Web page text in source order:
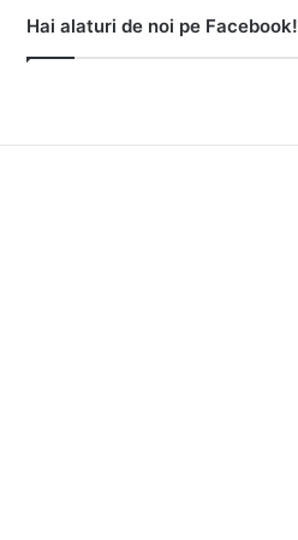
Hai alaturi de noi pe Facebook!